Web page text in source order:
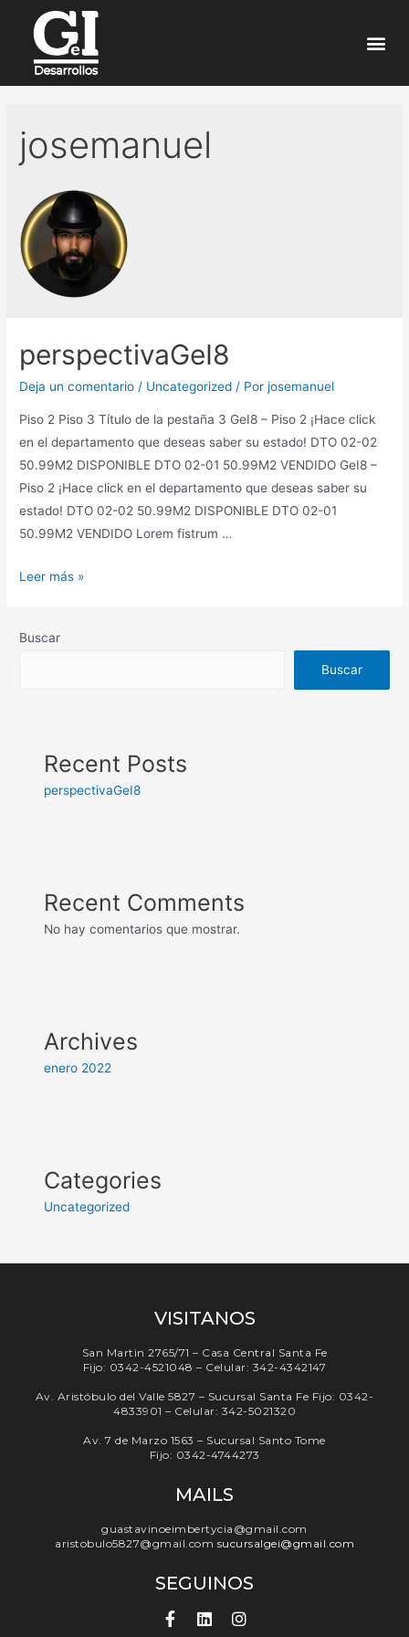
josemanuel
perspectivaGeI8
Deja un comentario / Uncategorized / Porjosemanuel
Piso 2 Piso 3 Título de la pestaña 3 GeI8 – Piso 2 ¡Hace click
en el departamento que deseas saber su estado! DTO 02-02
50.99M2 DISPONIBLE DTO 02-01 50.99M2 VENDIDO GeI8 –
Piso 2 ¡Hace click en el departamento que deseas saber su
estado! DTO 02-02 50.99M2 DISPONIBLE DTO 02-01
50.99M2 VENDIDO Lorem fistrum …
Leer más »
Buscar
Buscar
Recent Posts
perspectivaGeI8
Recent Comments
No hay comentarios que mostrar.
Archives
enero 2022
Categories
Uncategorized
VISITANOS
San Martin 2765/71 – Casa Central Santa Fe
Fijo: 0342-4521048 – Celular: 342-4342147
Av. Aristóbulo del Valle 5827 – Sucursal Santa Fe Fijo: 0342-
4833901 – Celular: 342-5021320
Av. 7 de Marzo 1563 – Sucursal Santo Tome
Fijo: 0342-4744273
MAILS
guastavinoeimbertycia@gmail.com
aristobulo5827@gmail.com sucursalgei@gmail.com
SEGUINOS